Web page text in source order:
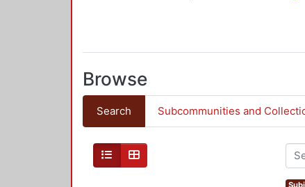
Browse
Search Subcommunities and